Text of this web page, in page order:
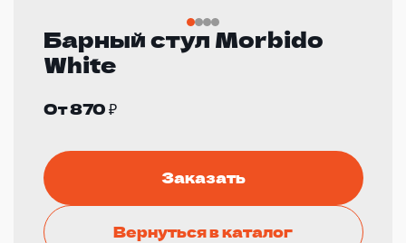
Барный стул Morbido
White
От 870 ₽
Заказать
Вернуться в каталог